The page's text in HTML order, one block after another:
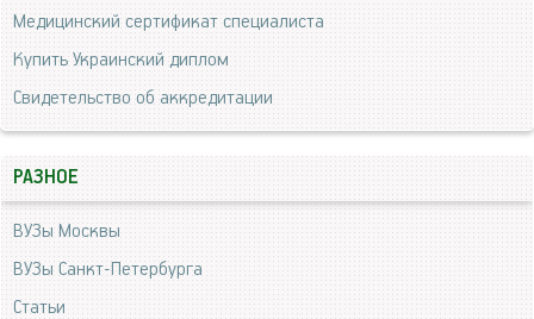
Медицинский сертификат специалиста
Купить Украинский диплом
Свидетельство об аккредитации
РАЗНОЕ
ВУЗы Москвы
ВУЗы Санкт-Петербурга
Статьи